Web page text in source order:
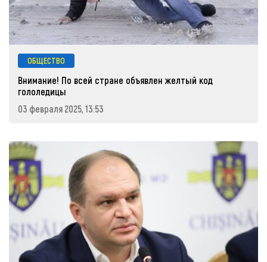
ОБЩЕСТВО
Внимание! По всей стране объявлен желтый код
гололедицы
03 февраля 2025, 13:53